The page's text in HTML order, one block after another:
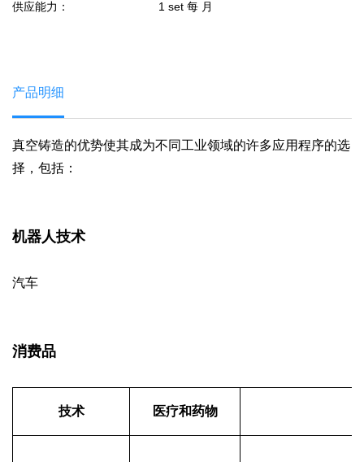
供应能力：
1 set 每 月
产品明细
真空铸造的优势使其成为不同工业领域的许多应用程序的选
择，包括：
机器人技术
汽车
消费品
技术 医疗和药物